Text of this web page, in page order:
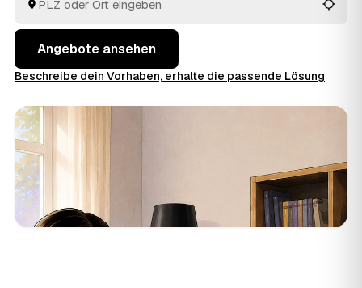
besten passt.
Angebote ansehen
Beschreibe dein Vorhaben, erhalte die passende Lösung